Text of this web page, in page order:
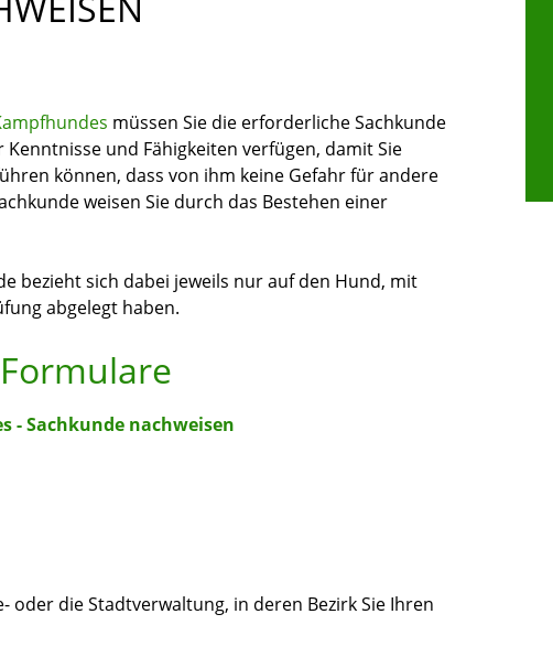
müssen Sie die erforderliche Sachkunde
und Fähigkeiten verfügen, damit Sie
können, dass von ihm keine Gefahr für andere
weisen Sie durch das Bestehen einer
bezieht sich dabei jeweils nur auf den Hund, mit
abgelegt haben.
- Sachkunde nachweisen
oder die Stadtverwaltung, in deren Bezirk Sie Ihren